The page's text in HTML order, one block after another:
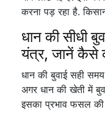
करना पड़ रहा है.
धान की सीधी
यंत्र, जानें कैसे
धान की बुवाई सही
अगर धान की खेती में
इसका प्रभाव फसल